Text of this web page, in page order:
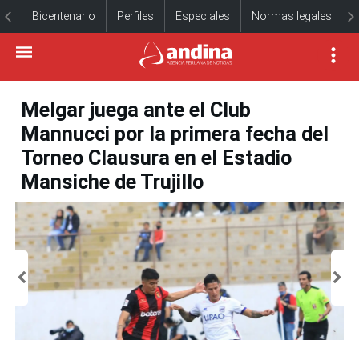
Bicentenario Perfiles Especiales Normas legales
Melgar juega ante el Club
Mannucci por la primera fecha del
Torneo Clausura en el Estadio
Mansiche de Trujillo